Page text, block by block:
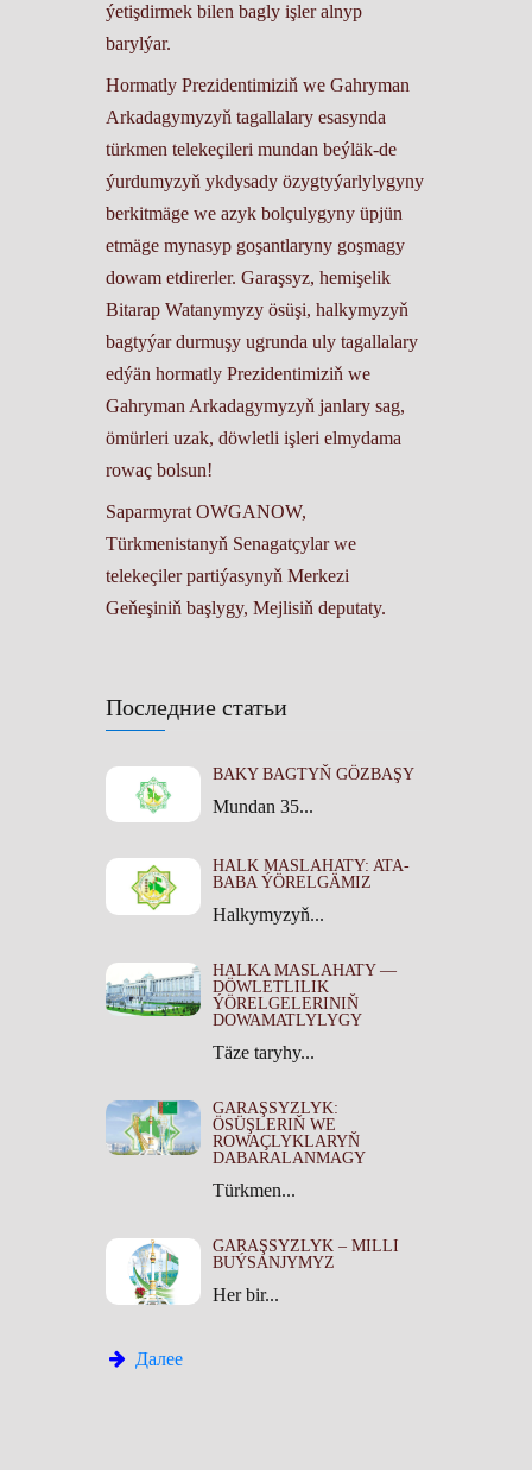
Последние статьи
BAKY BAGTYŇ GÖZBAŞY
Mundan 35...
HALK MASLAHATY: ATA-
BABA ÝÖRELGÄMIZ
Halkymyzyň...
HALKA MASLAHATY —
DÖWLETLILIK
ÝÖRELGELERINIŇ
DOWAMATLYLYGY
Täze taryhy...
GARAŞSYZLYK:
ÖSÜŞLERIŇ WE
ROWAÇLYKLARYŇ
DABARALANMAGY
Türkmen...
GARAŞSYZLYK – MILLI
BUÝSANJYMYZ
Her bir...
Далее
ýetişdirmek bilen bagly işler alnyp
barylýar.
Hormatly Prezidentimiziň we Gahryman
Arkadagymyzyň tagallalary esasynda
türkmen telekeçileri mundan beýläk-de
ýurdumyzyň ykdysady özygtyýarlylygyny
berkitmäge we azyk bolçulygyny üpjün
etmäge mynasyp goşantlaryny goşmagy
dowam etdirerler. Garaşsyz, hemişelik
Bitarap Watanymyzy ösüşi, halkymyzyň
bagtyýar durmuşy ugrunda uly tagallalary
edýän hormatly Prezidentimiziň we
Gahryman Arkadagymyzyň janlary sag,
ömürleri uzak, döwletli işleri elmydama
rowaç bolsun!
Saparmyrat OWGANOW,
Türkmenistanyň Senagatçylar we
telekeçiler partiýasynyň Merkezi
Geňeşiniň başlygy, Mejlisiň deputaty.